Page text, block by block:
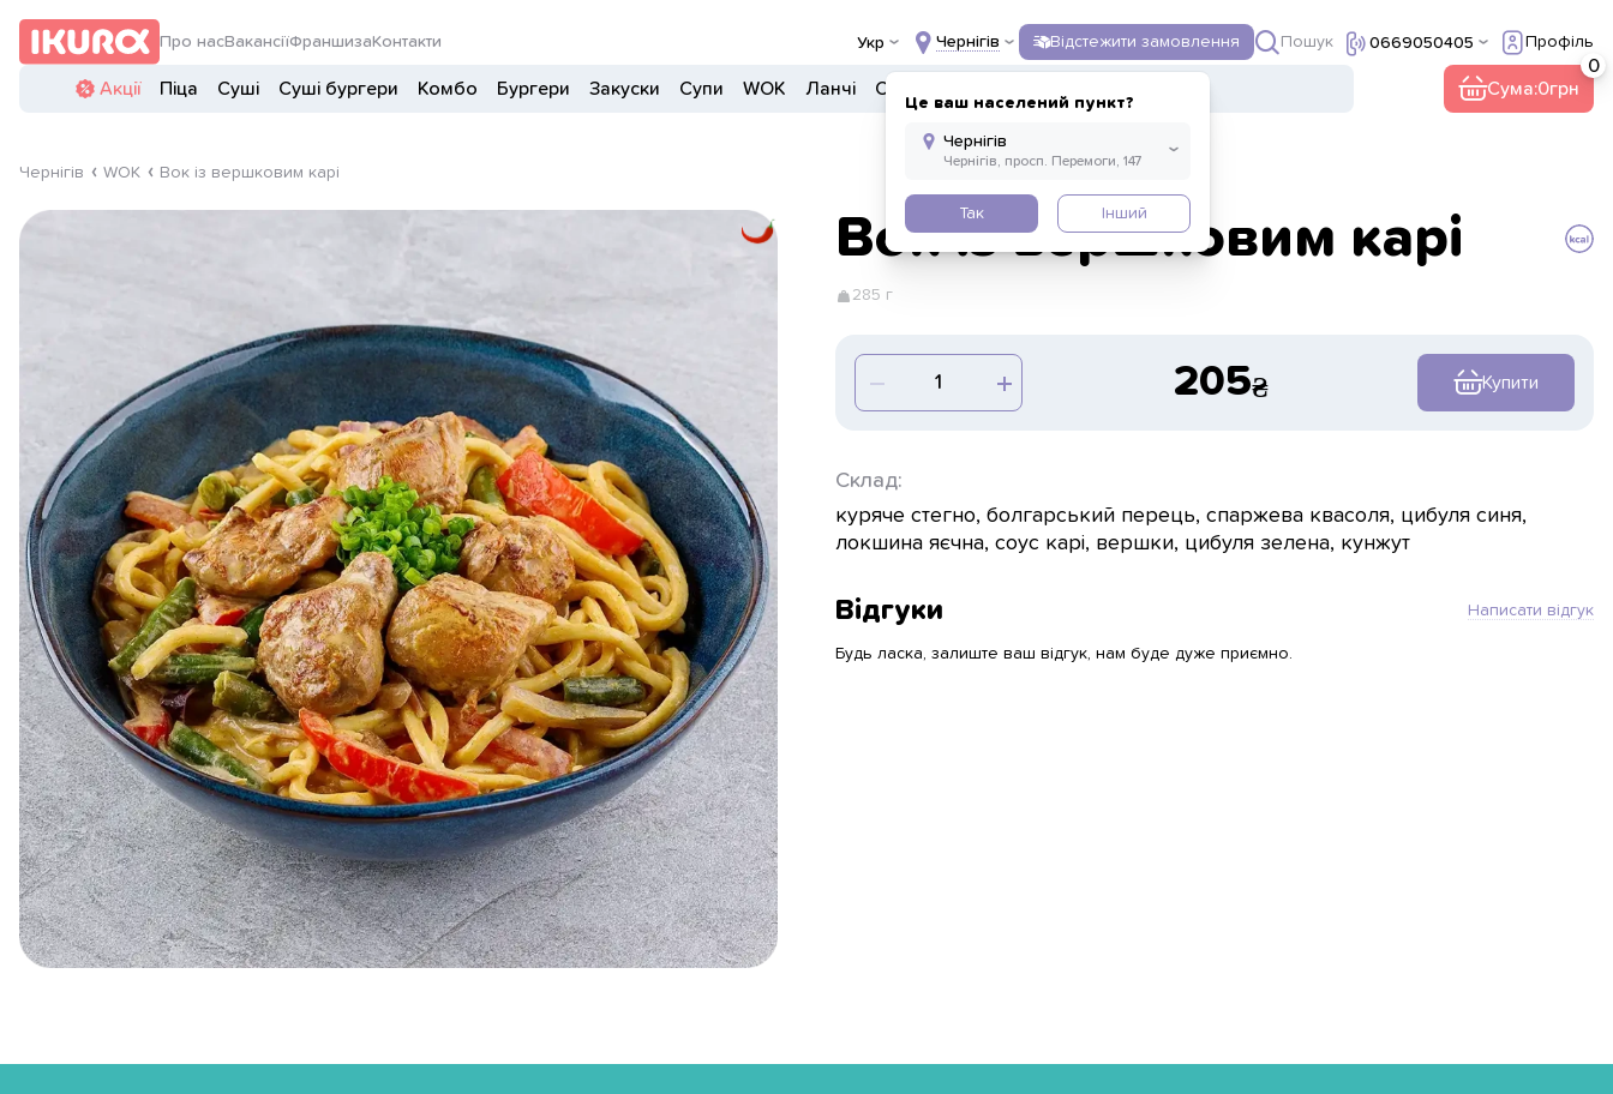
Про насВакансіїФраншиза Контакти Укр Чернігів
Це ваш населений пункт?
Так Інший
Відстежити замовлення Пошук 0669050405 Профіль
Акції Піца Суші Суші бургери Комбо Бургери Закуски Супи WOK Ланчі Салати Сума:0
Чернігів WOK Вок із вершковим карі
Вок із вершковим карі
285 г
205 Купити
Склад:
куряче стегно, болгарський перець, спаржева квасоля, цибуля синя,
локшина яєчна, соус карі, вершки, цибуля зелена, кунжут
Відгуки Написати відгук
Будь ласка, залиште ваш відгук, нам буде дуже приємно.